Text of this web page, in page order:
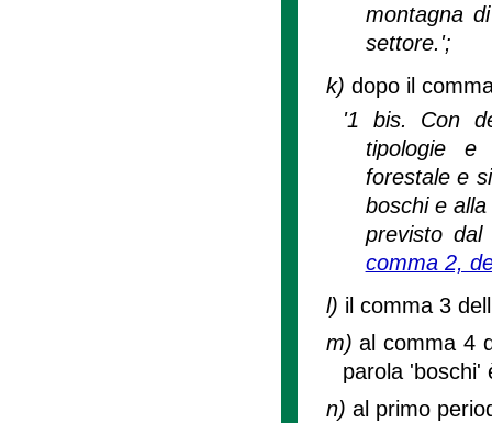
montagna
settore.';
k) dopo il
'1 bis. Con
tipologie e
forestale e
boschi e
previsto dal
comma 2,
l) il comma 3
m)al comma 4
parola
n) al primo